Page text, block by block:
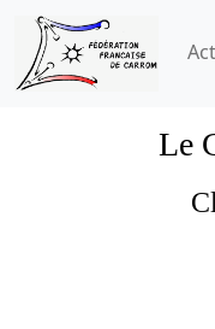
Le